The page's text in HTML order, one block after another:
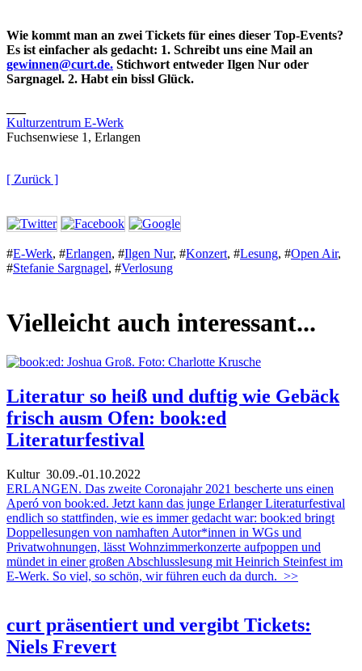
Wie kommt man an zwei Tickets für eines dieser Top-Events?
Es ist einfacher als gedacht: 1. Schreibt uns eine Mail an
gewinnen@curt.de. Stichwort entweder Ilgen Nur oder
Sargnagel. 2. Habt ein bissl Glück.
Kulturzentrum E-Werk
Fuchsenwiese 1, Erlangen
[ Zurück ]
#E-Werk, #Erlangen, #Ilgen Nur, #Konzert, #Lesung, #Open Air,
#Stefanie Sargnagel, #Verlosung
Vielleicht auch interessant...
Literatur so heiß und duftig wie Gebäck
frisch ausm Ofen: book:ed
Literaturfestival
Kultur30.09.-01.10.2022
ERLANGEN. Das zweite Coronajahr 2021 bescherte uns einen
Aperó von book:ed. Jetzt kann das junge Erlanger Literaturfestival
endlich so stattfinden, wie es immer gedacht war: book:ed bringt
Doppellesungen von namhaften Autor*innen in WGs und
Privatwohnungen, lässt Wohnzimmerkonzerte aufpoppen und
mündet in einer großen Abschlusslesung mit Heinrich Steinfest im
E-Werk. So viel, so schön, wir führen euch da durch. >>
curt präsentiert und vergibt Tickets:
Niels Frevert